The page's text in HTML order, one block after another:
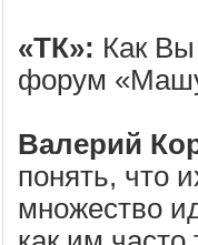
«ТК»: Как Вы
форум
Валерий
понять, что
множество